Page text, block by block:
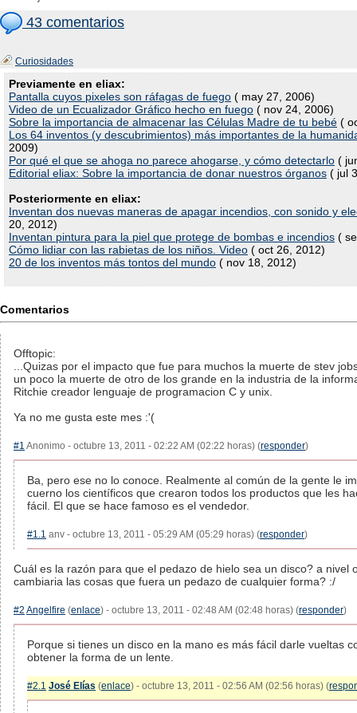
43 comentarios
Curiosidades
Previamente en eliax:
Pantalla cuyos pixeles son ráfagas de fuego ( may 27, 2006)
Video de un Ecualizador Gráfico hecho en fuego ( nov 24, 2006)
Sobre la importancia de almacenar las Células Madre de tu bebé (
Los 64 inventos (y descubrimientos) más importantes de la
2009)
Por qué el que se ahoga no parece ahogarse, y cómo detectarlo (
Editorial eliax: Sobre la importancia de donar nuestros órganos ( jul
Posteriormente en eliax:
Inventan dos nuevas maneras de apagar incendios, con sonido y
20, 2012)
Inventan pintura para la piel que protege de bombas e incendios (
Cómo lidiar con las rabietas de los niños. Video ( oct 26, 2012)
20 de los inventos más tontos del mundo ( nov 18, 2012)
Comentarios
Offtopic:
...Quizas por el impacto que fue para muchos la muerte de stev
un poco la muerte de otro de los grande en la industria de la
Ritchie creador lenguaje de programacion C y unix.
Ya no me gusta este mes :'(
#1 Anonimo - octubre 13, 2011 - 02:22 AM (02:22 horas) (responder)
Ba, pero ese no lo conoce. Realmente al común de la gente le
cuerno los científicos que crearon todos los productos que les
fácil. El que se hace famoso es el vendedor.
#1.1 anv - octubre 13, 2011 - 05:29 AM (05:29 horas) (responder)
Cuál es la razón para que el pedazo de hielo sea un disco? a nivel
cambiaria las cosas que fuera un pedazo de cualquier forma? :/
#2 Angelfire (enlace) - octubre 13, 2011 - 02:48 AM (02:48 horas) (responder)
Porque si tienes un disco en la mano es más fácil darle vueltas
obtener la forma de un lente.
#2.1 José Elías (enlace) - octubre 13, 2011 - 02:56 AM (02:56 horas) (